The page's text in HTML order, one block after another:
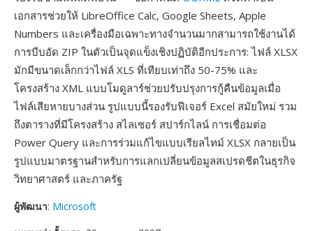
เอกสารช่วยให้ LibreOffice Calc, Google Sheets, Apple
Numbers และเครื่องมือเฉพาะทางจำนวนมากสามารถใช้งานได้
การบีบอัด ZIP ในตัวเป็นจุดแข็งเชิงปฏิบัติอีกประการ: ไฟล์ XLSX
มักมีขนาดเล็กกว่าไฟล์ XLS ที่เทียบเท่าถึง 50-75% และ
โครงสร้าง XML แบบโมดูลาร์ช่วยปรับปรุงการกู้คืนข้อมูลเมื่อ
ไฟล์เสียหายบางส่วน รูปแบบนี้รองรับฟีเจอร์ Excel สมัยใหม่ รวม
ถึงตารางที่มีโครงสร้าง สไลเซอร์ สปาร์กไลน์ การเชื่อมต่อ
Power Query และการร่วมแก้ไขแบบเรียลไทม์ XLSX กลายเป็น
รูปแบบมาตรฐานสำหรับการแลกเปลี่ยนข้อมูลสเปรดชีตในธุรกิจ
วิทยาศาสตร์ และภาครัฐ
ผู้พัฒนา: Microsoft